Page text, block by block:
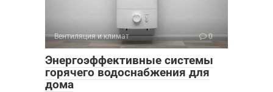
Вентиляция и климат 0
Энергоэффективные системы
горячего водоснабжения для
дома